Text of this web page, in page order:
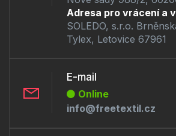
Adresa pro vrácení a
SOLEDO, s.r.o.
Tylex, Letovice 67961
E-mail
Online
info@freetextil.cz